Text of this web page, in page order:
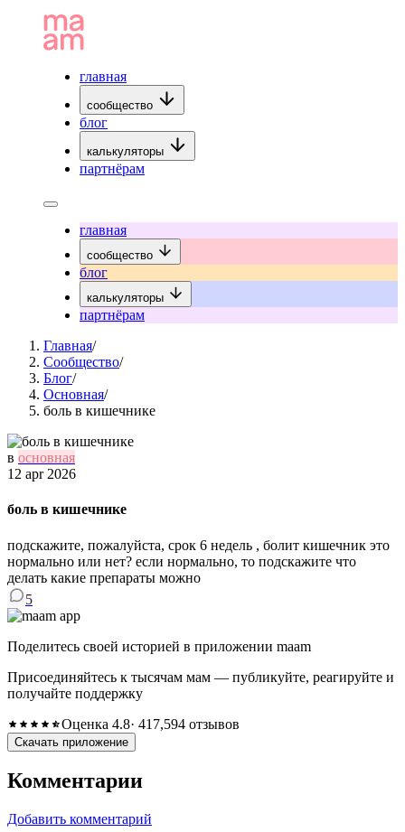
главная
сообщество
блог
калькуляторы
партнёрам
главная
сообщество
блог
калькуляторы
партнёрам
Главная/
Сообщество/
Блог/
Основная/
боль в кишечнике
в основная
12 apr 2026
боль в кишечнике
подскажите, пожалуйста, срок 6 недель , болит кишечник это
нормально или нет? если нормально, то подскажите что
делать какие препараты можно
5
Поделитесь своей историей в приложении maam
Присоединяйтесь к тысячам мам — публикуйте, реагируйте и
получайте поддержку
Оценка 4.8· 417,594 отзывов
Скачать приложение
Комментарии
Добавить комментарий